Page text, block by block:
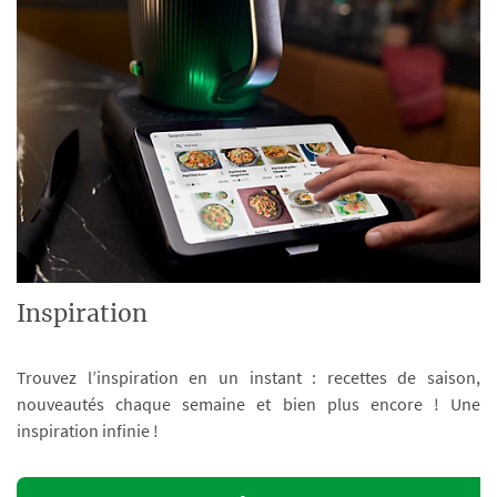
Inspiration
Trouvez l’inspiration en un instant : recettes de saison,
nouveautés chaque semaine et bien plus encore ! Une
inspiration infinie !